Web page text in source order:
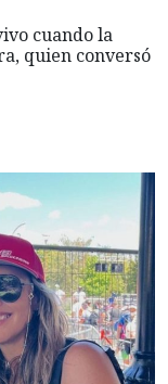
cuando la
quien conversó